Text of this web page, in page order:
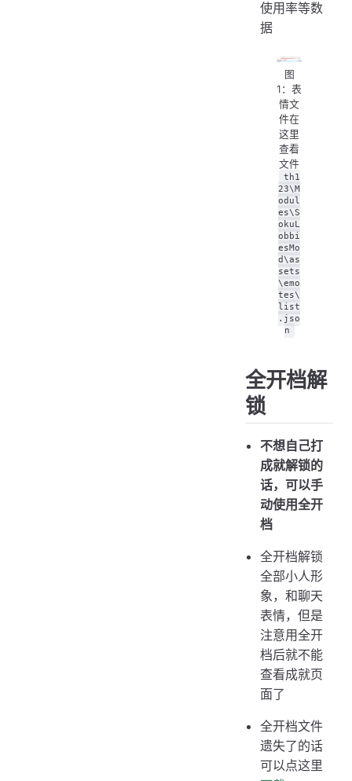
使用率等数
据
图
1：表
情文
件在
这里
查看
文件
th1
23\M
odul
es\S
okuL
obbi
esMo
d\as
sets
\emo
tes\
list
.jso
n
全开档解
锁
不想自己打
成就解锁的
话，可以手
动使用全开
档
全开档解锁
全部小人形
象，和聊天
表情，但是
注意用全开
档后就不能
查看成就页
面了
全开档文件
遗失了的话
可以点这里